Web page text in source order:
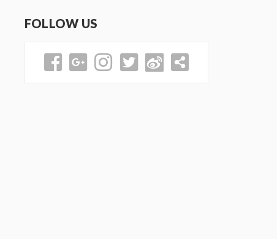
FOLLOW US